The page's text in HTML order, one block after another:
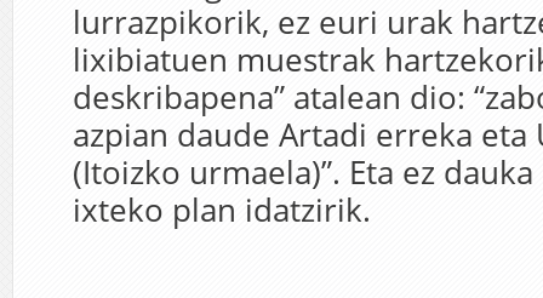
lurrazpikorik, ez euri urak
lixibiatuen muestrak
deskribapena” atalean dio:
azpian daude Artadi erreka
(Itoizko urmaela)”. Eta ez
ixteko plan idatzirik.